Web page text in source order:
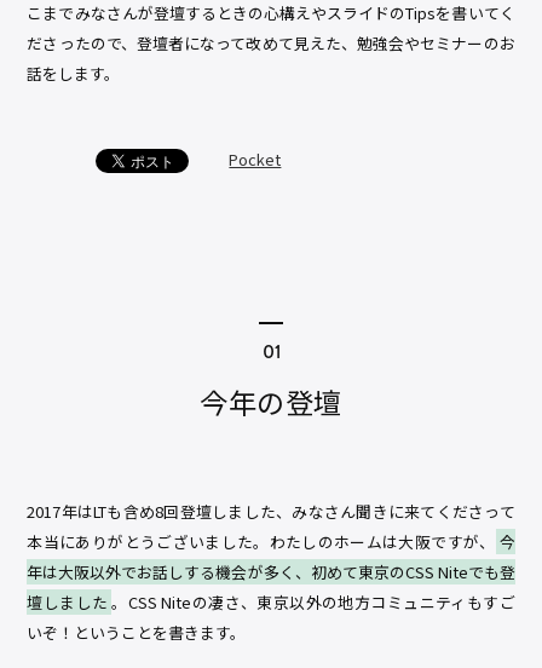
こまでみなさんが登壇するときの心構えやスライドのTipsを書いてく
ださったので、登壇者になって改めて見えた、勉強会やセミナーのお
話をします。
Pocket
今年の登壇
2017年はLTも含め8回登壇しました、みなさん聞きに来てくださって
本当にありがとうございました。わたしのホームは大阪ですが、
今
年は大阪以外でお話しする機会が多く、初めて東京のCSS Niteでも登
壇しました 。CSS Niteの凄さ、東京以外の地方コミュニティもすご
いぞ！ということを書きます。